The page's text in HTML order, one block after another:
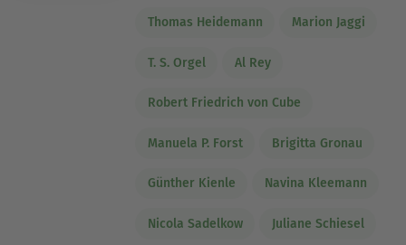
Thomas Heidemann Marion Jaggi
T. S. Orgel Al Rey
Robert Friedrich von Cube
Manuela P. Forst Brigitta Gronau
Günther Kienle Navina Kleemann
Nicola Sadelkow Juliane Schiesel